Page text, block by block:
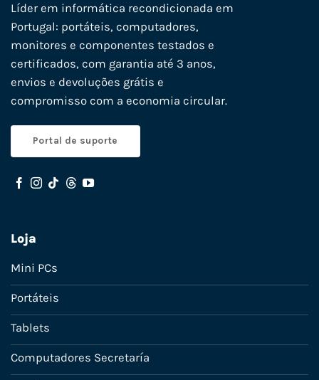
Líder em informática recondicionada em
Portugal: portáteis, computadores,
monitores e componentes testados e
certificados, com garantia até 3 anos,
envios e devoluções grátis e
compromisso com a economia circular.
Portal de suporte
Loja
Mini PCs
Portáteis
Tablets
Computadores Secretaría